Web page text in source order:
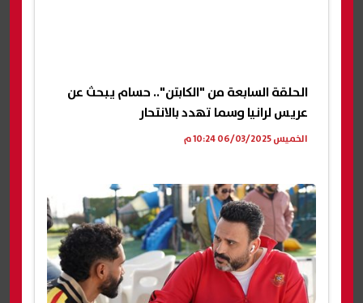
الحلقة السابعة من "الكابتن".. حسام يبحث عن
عريس لرانيا وسما تهدد بالانتحار
الخميس 06/03/2025 10:24 م